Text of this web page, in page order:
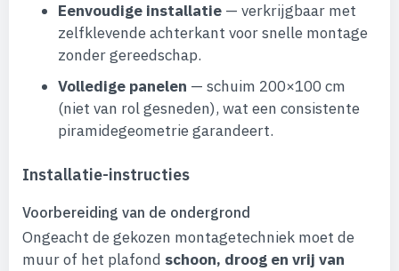
Eenvoudige installatie — verkrijgbaar met
zelfklevende achterkant voor snelle montage
zonder gereedschap.
Volledige panelen — schuim 200×100 cm
(niet van rol gesneden), wat een consistente
piramidegeometrie garandeert.
Installatie-instructies
Voorbereiding van de ondergrond
Ongeacht de gekozen montagetechniek moet de
muur of het plafond schoon, droog en vrij van